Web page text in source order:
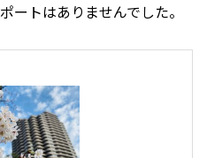
ートはありませんでした。